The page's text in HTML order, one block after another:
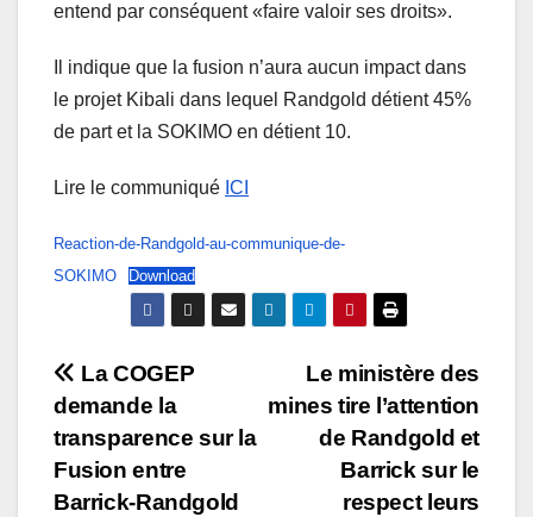
entend par conséquent «faire valoir ses droits».
Il indique que la fusion n’aura aucun impact dans
le projet Kibali dans lequel Randgold détient 45%
de part et la SOKIMO en détient 10.
Lire le communiqué ICI
Reaction-de-Randgold-au-communique-de-
SOKIMO
Download
Post
navigation
Le ministère des
mines tire l’attention
de Randgold et
Barrick sur le
respect leurs
La COGEP
demande la
transparence sur la
Fusion entre
Barrick-Randgold